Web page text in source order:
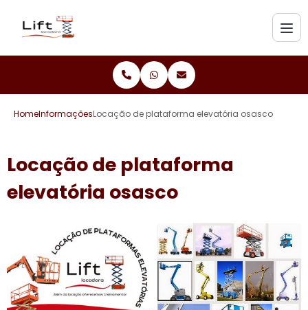
HomeInformaçõesLocação de plataforma elevatória osasco
Locação de plataforma
elevatória osasco